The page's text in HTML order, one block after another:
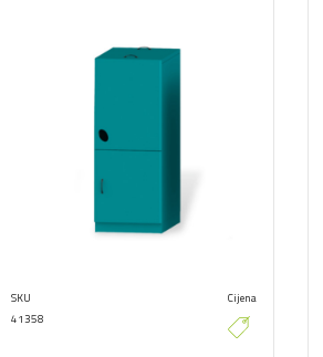
SKU
41358
Cijena